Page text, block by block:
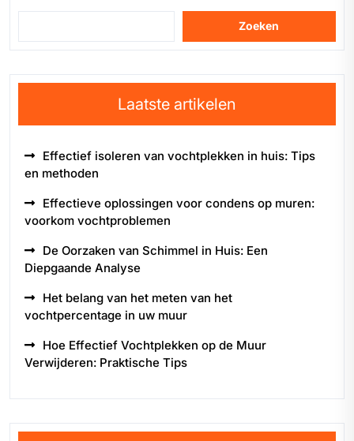
Zoeken
Laatste artikelen
Effectief isoleren van vochtplekken in huis: Tips
en methoden
Effectieve oplossingen voor condens op muren:
voorkom vochtproblemen
De Oorzaken van Schimmel in Huis: Een
Diepgaande Analyse
Het belang van het meten van het
vochtpercentage in uw muur
Hoe Effectief Vochtplekken op de Muur
Verwijderen: Praktische Tips